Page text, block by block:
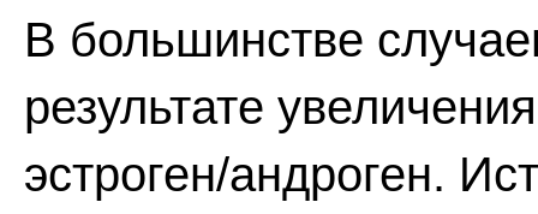
В большинстве
результате
эстроген/андроген.